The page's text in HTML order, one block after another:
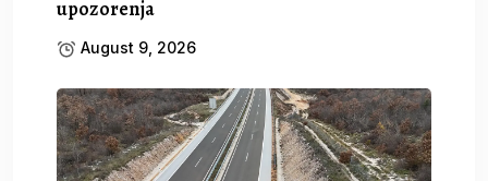
upozorenja
August 9, 2026